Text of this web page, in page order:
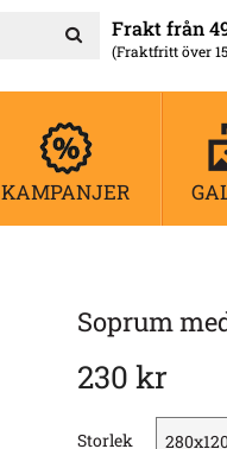
Frakt från
(Fraktfritt över
KAMPANJER
Soprum
230 kr
Storlek